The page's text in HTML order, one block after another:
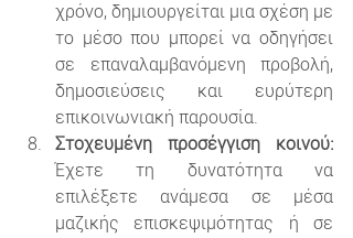
χρόνο, δημιουργείται μια σχέση με
το μέσο που μπορεί να οδηγήσει
σε επαναλαμβανόμενη προβολή,
δημοσιεύσεις και ευρύτερη
επικοινωνιακή παρουσία.
Στοχευμένη προσέγγιση κοινού:
Έχετε τη δυνατότητα να
επιλέξετε ανάμεσα σε μέσα
μαζικής επισκεψιμότητας ή σε